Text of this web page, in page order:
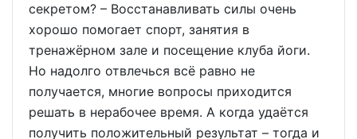
секретом? – Восстанавливать силы очень
хорошо помогает спорт, занятия в
тренажёрном зале и посещение клуба йоги.
Но надолго отвлечься всё равно не
получается, многие вопросы приходится
решать в нерабочее время. А когда удаётся
получить положительный результат – тогда и